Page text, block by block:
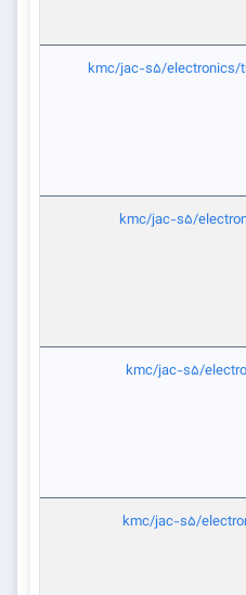
kmc/jac-s5/electronics/
kmc/jac-s5/
kmc/jac-s5/
kmc/jac-s5/